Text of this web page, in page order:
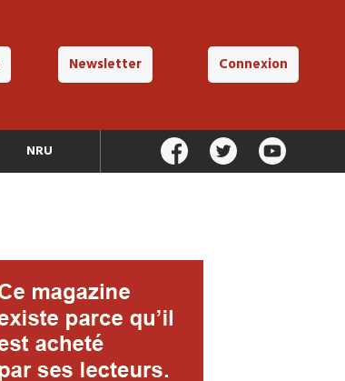
Newsletter Connexion
NRU